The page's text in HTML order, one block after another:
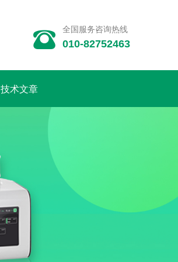
 全国服务咨询热线
010-82752463
技术文章